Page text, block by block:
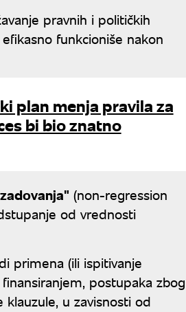
pravnih i političkih
funkcioniše nakon
plan menja pravila za
bi bio znatno
(non-regression
od vrednosti
primena (ili ispitivanje
postupaka zbog
u zavisnosti od